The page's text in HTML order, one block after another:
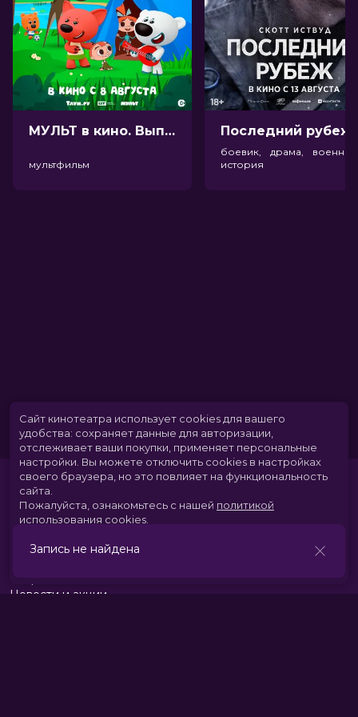
МУЛЬТ в кино. Выпуск №198. Некогда скучать (0+)
мультфильм
боевик, драма,
история
Запись не найдена
Новости и акции
Сайт кинотеатра использует cookies для вашего
удобства: сохраняет данные для авторизации,
отслеживает ваши покупки, применяет персональные
настройки. Вы можете отключить cookies в настройках
своего браузера, но это повлияет на функциональность
сайта.
Пожалуйста, ознакомьтесь с нашей политикой
использования cookies